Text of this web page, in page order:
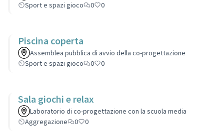
Sport e spazi gioco
0 0
Piscina coperta
Assemblea pubblica di avvio della co-progettazione
Sport e spazi gioco
0 0
Sala giochi e relax
Laboratorio di co-progettazione con la scuola media
Aggregazione
0 0